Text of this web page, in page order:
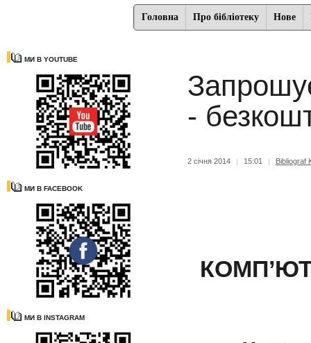
Головна Про бібліотеку Нове
МИ В YOUTUBE
МИ В FACEBOOK
МИ В INSTAGRAM
-
2 січня 2014 | 15:01 | Bibliograf